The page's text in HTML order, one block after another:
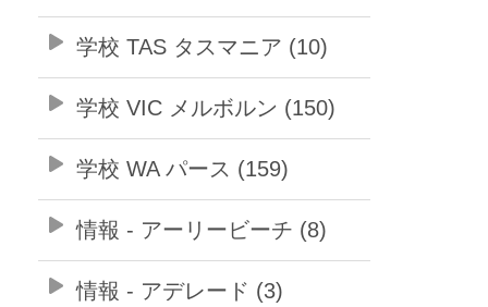
学校 TAS タスマニア (10)
学校 VIC メルボルン (150)
学校 WA パース (159)
情報 - アーリービーチ (8)
情報 - アデレード (3)